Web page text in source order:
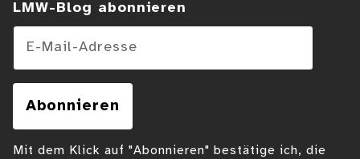
LMW-Blog abonnieren
Mit dem Klick auf "Abonnieren" bestätige ich, die
E-Mail-Adresse
Abonnieren